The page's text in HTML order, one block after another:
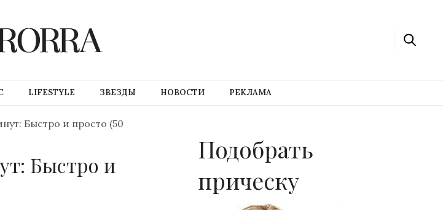
LIFESTYLE ЗВЕЗДЫ НОВОСТИ РЕКЛАМА
Быстро и просто (50
Быстро и
Подобрать
прическу